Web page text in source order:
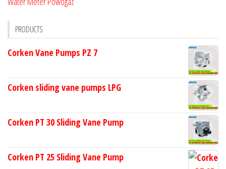
PRODUCTS
Corken Vane Pumps PZ 7
Corken sliding vane pumps LPG
Corken PT 30 Sliding Vane Pump
Corken PT 25 Sliding Vane Pump